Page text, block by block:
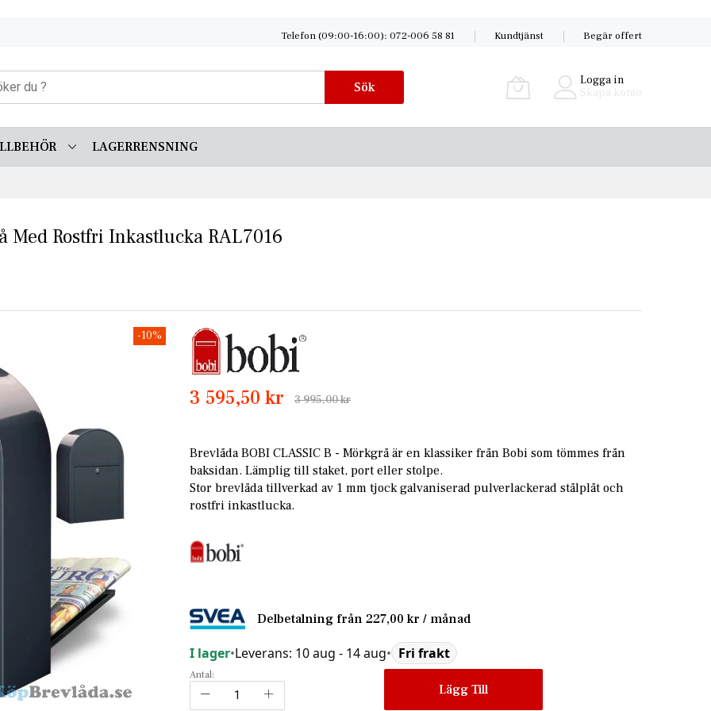
Telefon (09:00-16:00): 072-006 58 81 Kundtjänst Begär offert
Sök
Logga in
LAGERRENSNING
Med Rostfri Inkastlucka RAL7016
-10%
3 595,50 kr 3 995,00 kr
Brevlåda BOBI CLASSIC B - Mörkgrå är en klassiker från Bobi som tömmes från
baksidan. Lämplig till staket, port eller stolpe.
Stor brevlåda tillverkad av 1 mm tjock galvaniserad pulverlackerad stålplåt och
rostfri inkastlucka.
Delbetalning från 227,00 kr / månad
I lager•Leverans: 10 aug - 14 aug• Fri frakt
Antal:
Lägg Till